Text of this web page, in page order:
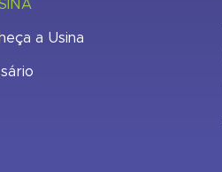
a Usina